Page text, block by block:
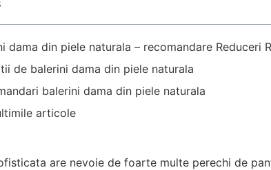
dama din piele naturala – recomandare Reduceri
de balerini dama din piele naturala
balerini dama din piele naturala
articole
are nevoie de foarte multe perechi de